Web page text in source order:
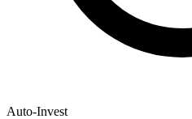
Auto-Invest